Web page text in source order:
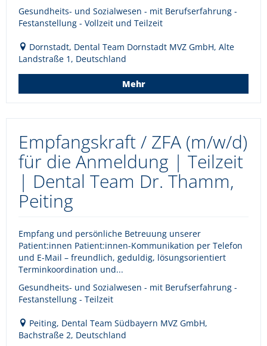
Gesundheits- und Sozialwesen - mit Berufserfahrung -
Festanstellung - Vollzeit und Teilzeit
Dornstadt, Dental Team Dornstadt MVZ GmbH, Alte
Landstraße 1, Deutschland
Mehr
Empfangskraft / ZFA (m/w/d)
für die Anmeldung | Teilzeit
| Dental Team Dr. Thamm,
Peiting
Empfang und persönliche Betreuung unserer
Patient:innen Patient:innen-Kommunikation per Telefon
und E-Mail – freundlich, geduldig, lösungsorientiert
Terminkoordination und...
Gesundheits- und Sozialwesen - mit Berufserfahrung -
Festanstellung - Teilzeit
Peiting, Dental Team Südbayern MVZ GmbH,
Bachstraße 2, Deutschland